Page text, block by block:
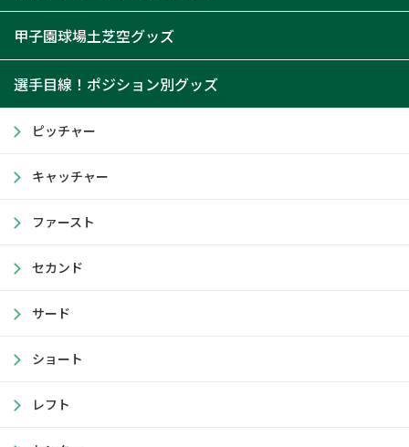
甲子園球場土芝空グッズ
選手目線！ポジション別グッズ
ピッチャー
キャッチャー
ファースト
セカンド
サード
ショート
レフト